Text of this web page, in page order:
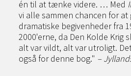
én til at tænke videre. … Med
vi alle sammen chancen for
dramatiske begivenheder fra
2000'erne, da Den Kolde Krig
alt var vildt, alt var utroligt.
også for denne bog." –